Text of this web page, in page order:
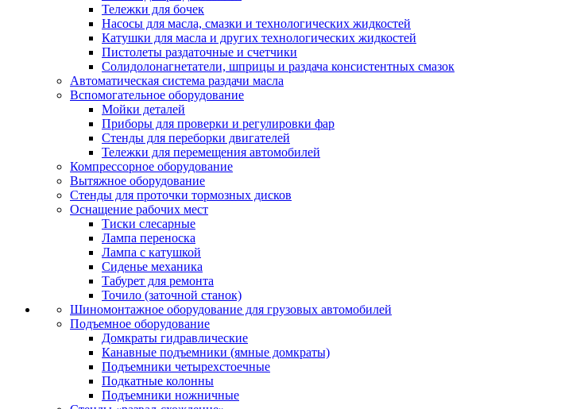
Тележки для бочек
Насосы для масла, смазки и технологических жидкостей
Катушки для масла и других технологических жидкостей
Пистолеты раздаточные и счетчики
Солидолонагнетатели, шприцы и раздача консистентных смазок
Автоматическая система раздачи масла
Вспомогательное оборудование
Мойки деталей
Приборы для проверки и регулировки фар
Стенды для переборки двигателей
Тележки для перемещения автомобилей
Компрессорное оборудование
Вытяжное оборудование
Стенды для проточки тормозных дисков
Оснащение рабочих мест
Тиски слесарные
Лампа переноска
Лампа с катушкой
Сиденье механика
Табурет для ремонта
Точило (заточной станок)
Шиномонтажное оборудование для грузовых автомобилей
Подъемное оборудование
Домкраты гидравлические
Канавные подъемники (ямные домкраты)
Подъемники четырехстоечные
Подкатные колонны
Подъемники ножничные